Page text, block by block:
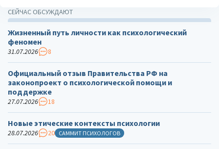
СЕЙЧАС ОБСУЖДАЮТ
Жизненный путь личности как психологический
феномен
31.07.2026 8
Официальный отзыв Правительства РФ на
законопроект о психологической помощи и
поддержке
27.07.2026 18
Новые этические контексты психологии
28.07.2026 20 САММИТ ПСИХОЛОГОВ